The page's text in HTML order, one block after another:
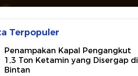
Terpopuler
Penampakan Kapal Pengangkut
1,3 Ton Ketamin yang Disergap di
Bintan